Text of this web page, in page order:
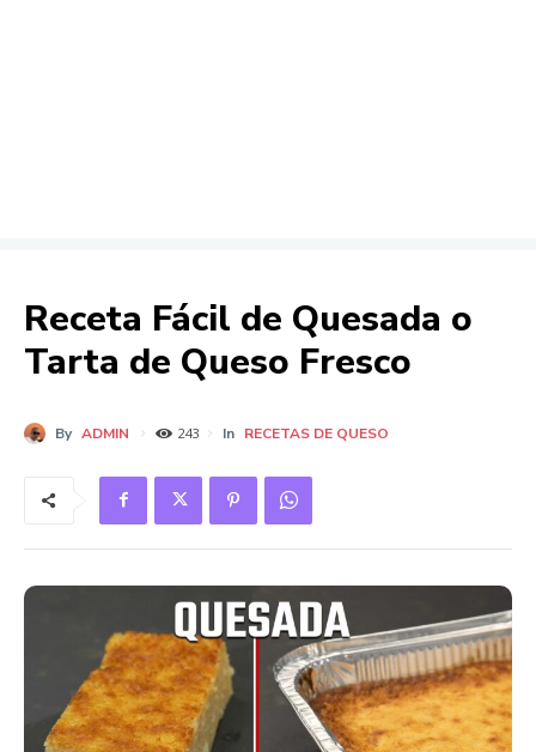
Receta Fácil de Quesada o
Tarta de Queso Fresco
By ADMIN 243 In RECETAS DE QUESO